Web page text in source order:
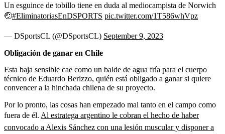
Un esguince de tobillo tiene en duda al mediocampista de Norwich
🤕#EliminatoriasEnDSPORTS pic.twitter.com/1T586whVpz
— DSportsCL (@DSportsCL) September 9, 2023
Obligación de ganar en Chile
Esta baja sensible cae como un balde de agua fría para el cuerpo
técnico de Eduardo Berizzo, quién está obligado a ganar si quiere
convencer a la hinchada chilena de su proyecto.
Por lo pronto, las cosas han empezado mal tanto en el campo como
fuera de él. Al estratega argentino le cobran el hecho de haber
convocado a Alexis Sánchez con una lesión muscular y disponer a